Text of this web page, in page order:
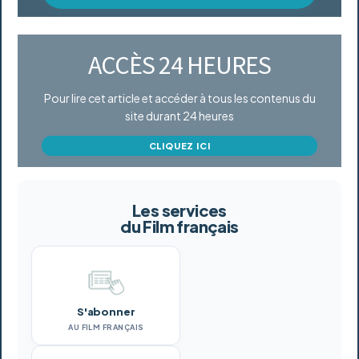
ACCÈS 24 HEURES
Pour lire cet article et accéder à tous les contenus du
site durant 24 heures
CLIQUEZ ICI
Les services
du Film français
S'abonner
AU FILM FRANÇAIS